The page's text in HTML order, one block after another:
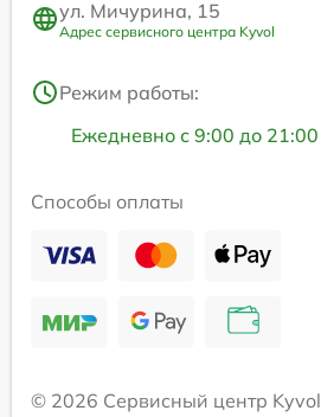
ул. Мичурина, 15
Адрес сервисного центра Kyvol
Режим работы:
Ежедневно с 9:00 до 21:00
Способы оплаты
© 2026 Сервисный центр Kyvol